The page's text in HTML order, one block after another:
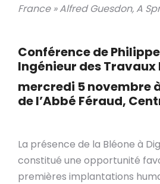
France » Alfred Guesdon, A
Conférence de
Ingénieur des Travaux
mercredi 5 novembre
de l’Abbé Féraud,
La présence de la Bléone à
constitué une opportunité
premières implantations